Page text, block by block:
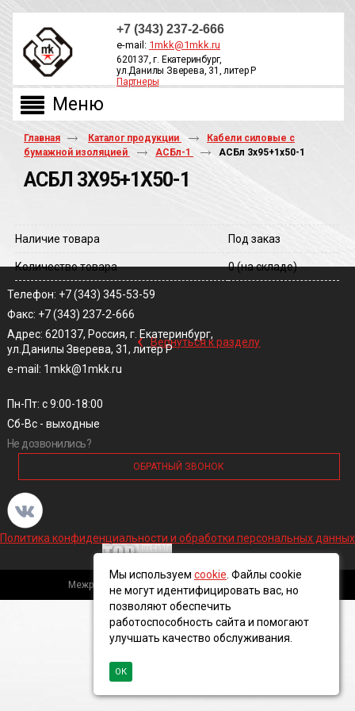
+7 (343) 237-2-666
e-mail: 1mkk@1mkk.ru
620137, г. Екатеринбург,
ул.Данилы Зверева, 31, литер Р
Партнеры
Главная Каталог продукции
Кабели силовые с
бумажной изоляцией
АСБл-1 АСБл 3х95+1х50-1
АСБЛ 3Х95+1Х50-1
Наличие товара Под заказ
Количество товара 0(на складе)
‹ Вернуться к разделу
Телефон: +7 (343) 345-53-59
Факс: +7 (343) 237-2-666
Адрес: 620137, Россия, г. Екатеринбург,
ул.Данилы Зверева, 31, литер Р
e-mail: 1mkk@1mkk.ru
Пн-Пт: с 9:00-18:00
Сб-Вс - выходные
Не дозвонились?
ОБРАТНЫЙ ЗВОНОК
Политика конфиденциальности и обработки персональных данных
Межрегиональная кабельная компания, 2016 ©
Мы используем cookie . Файлы cookie
не могут идентифицировать вас, но
позволяют обеспечить
работоспособность сайта и помогают
улучшать качество обслуживания.
ОК